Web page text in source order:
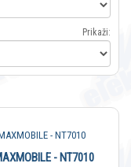
Prikaži:
- NT7010